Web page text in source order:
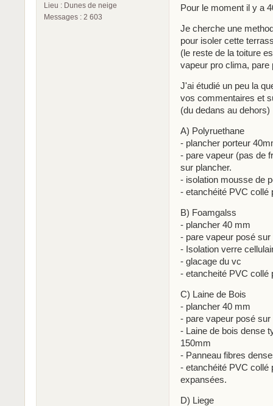
Lieu : Dunes de neige
Messages : 2 603
Pour le moment il y a
Je cherche une
pour isoler cette
(le reste de la toiture
vapeur pro clima, pare
J'ai étudié un peu la
vos commentaires et
(du dedans au dehors)
A) Polyruethane
- plancher porteur
- pare vapeur (pas de
sur plancher.
- isolation mousse de
- etanchéité PVC collé
B) Foamgalss
- plancher 40 mm
- pare vapeur posé sur
- Isolation verre
- glacage du vc
- etancheité PVC collé
C) Laine de Bois
- plancher 40 mm
- pare vapeur posé sur
- Laine de bois dense
150mm
- Panneau fibres
- etanchéité PVC collé
expansées.
D) Liege